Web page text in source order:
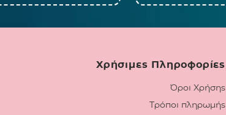
Χρήσιμες Πληροφορίες
Όροι Χρήσης
Τρόποι πληρωμής